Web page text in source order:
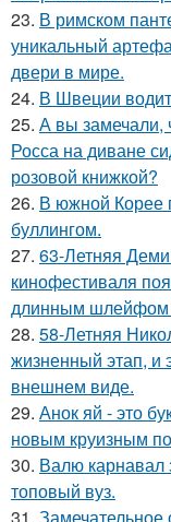
23. В римском
уникальный
двери в мире.
24. В Швеции
25. А вы замечали,
Росса на диване
розовой книжкой?
26. В южной Корее
буллингом.
27. 63-Летняя
кинофестиваля
длинным шлейфом
28. 58-Летняя
жизненный этап, и
внешнем виде.
29. Анок яй - это
новым круизным
30. Валю карнавал
топовый вуз.